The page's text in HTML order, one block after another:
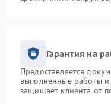
Гарантия на
Предоставляется
выполненные работы и
защищает клиента от